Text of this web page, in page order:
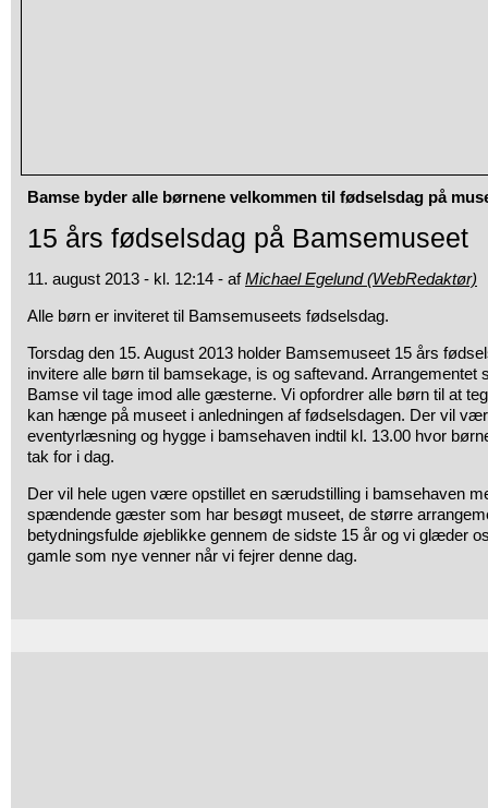
Bamse byder alle børnene velkommen til fødselsdag på
15 års fødselsdag på Bamsemuseet
11. august 2013 - kl. 12:14 - afMichael Egelund (WebRedaktør)
Alle børn er inviteret til Bamsemuseets fødselsdag.
Torsdag den 15. August 2013 holder Bamsemuseet 15 års
invitere alle børn til bamsekage, is og saftevand. Arrangementet
Bamse vil tage imod alle gæsterne. Vi opfordrer alle børn til at
kan hænge på museet i anledningen af fødselsdagen. Der vil
eventyrlæsning og hygge i bamsehaven indtil kl. 13.00 hvor
tak for i dag.
Der vil hele ugen være opstillet en særudstilling i bamsehaven
spændende gæster som har besøgt museet, de større
betydningsfulde øjeblikke gennem de sidste 15 år og vi glæder
gamle som nye venner når vi fejrer denne dag.